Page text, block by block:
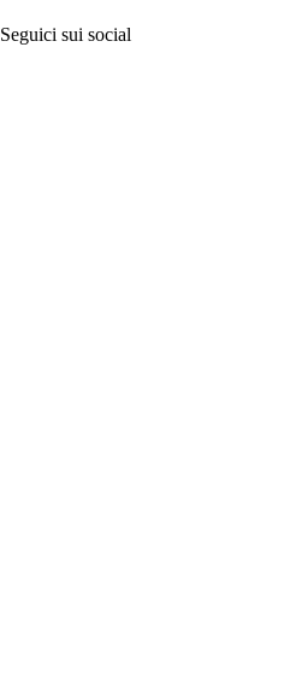
Seguici sui social